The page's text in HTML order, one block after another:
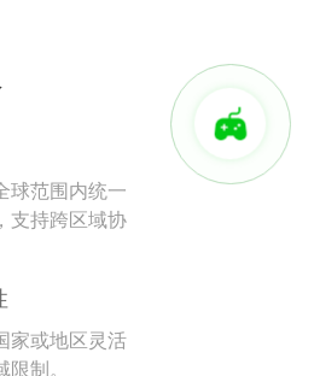
球范围内统一
支持跨区域协
家或地区灵活
制。